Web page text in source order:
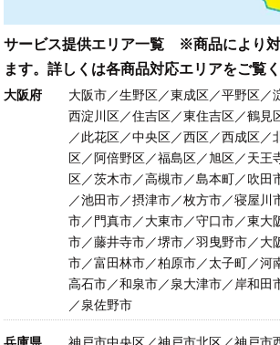
サービス提供エリア一覧 ※商品により対
ます。詳しくは各商品対応エリアをご覧く
大阪府
大阪市／生野区／東成区／平野区／
西淀川区／住吉区／東住吉区／鶴見
／此花区／中央区／西区／西成区／
区／阿倍野区／福島区／旭区／天王
区／茨木市／高槻市／島本町／吹田
／池田市／摂津市／枚方市／寝屋川
市／門真市／大東市／守口市／東大
市／藤井寺市／堺市／羽曳野市／大
市／富田林市／柏原市／太子町／河
高石市／和泉市／泉大津市／岸和田
／泉佐野市